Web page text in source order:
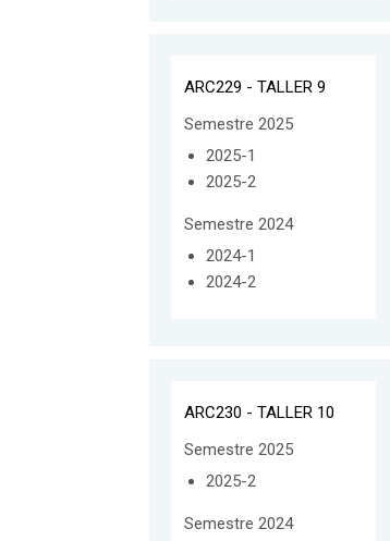
ARC229 - TALLER 9
Semestre 2025
2025-1
2025-2
Semestre 2024
2024-1
2024-2
ARC230 - TALLER 10
Semestre 2025
2025-2
Semestre 2024